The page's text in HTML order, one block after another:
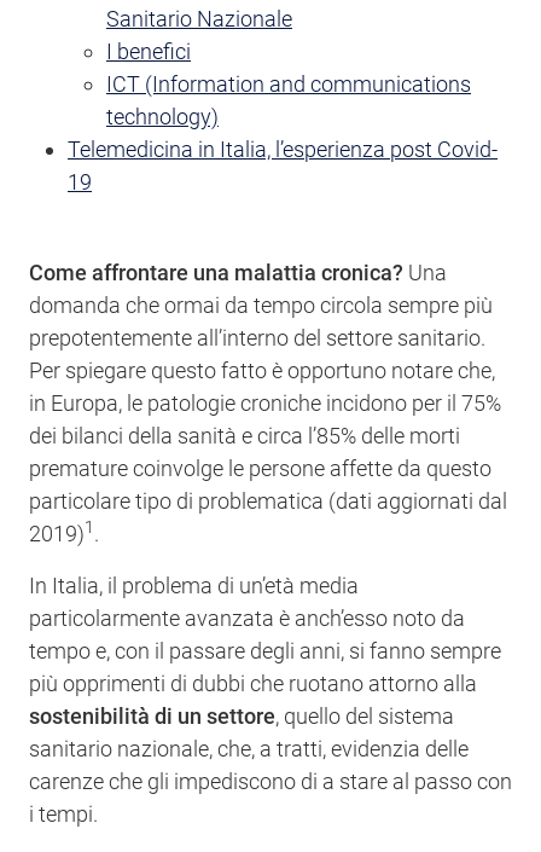
Sanitario Nazionale
I benefici
ICT (Information and communications
technology)
Telemedicina in Italia, l’esperienza post Covid-
19
Come affrontare una malattia cronica? Una
domanda che ormai da tempo circola sempre più
prepotentemente all’interno del settore sanitario.
Per spiegare questo fatto è opportuno notare che,
in Europa, le patologie croniche incidono per il 75%
dei bilanci della sanità e circa l’85% delle morti
premature coinvolge le persone affette da questo
particolare tipo di problematica (dati aggiornati dal
2019)1 .
In Italia, il problema di un’età media
particolarmente avanzata è anch’esso noto da
tempo e, con il passare degli anni, si fanno sempre
più opprimenti di dubbi che ruotano attorno alla
sostenibilità di un settore, quello del sistema
sanitario nazionale, che, a tratti, evidenzia delle
carenze che gli impediscono di a stare al passo con
i tempi.